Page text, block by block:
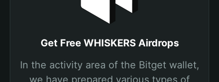
Get Free WHISKERS Airdrops
In the activity area of the Bitget wallet,
we have prepared various types of